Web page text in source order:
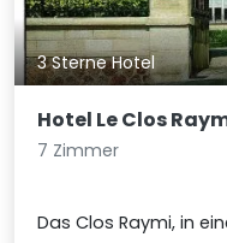
3 Sterne Hotel
Hotel Le Clos
7 Zimmer
Das Clos Raymi, in